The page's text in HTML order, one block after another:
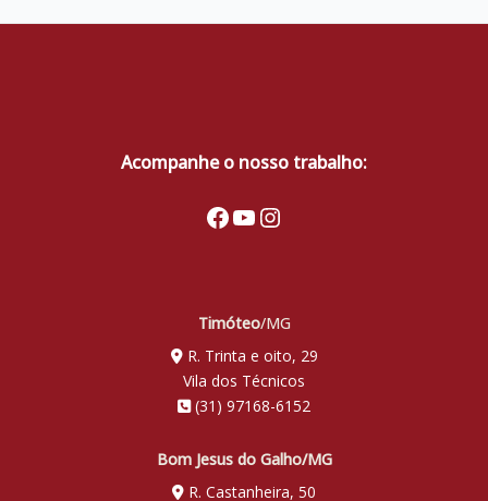
Acompanhe o nosso trabalho:
Facebook
Youtube
Instagram
Timóteo/MG
R. Trinta e oito, 29
Vila dos Técnicos
(31) 97168-6152
Bom Jesus do Galho/MG
R. Castanheira, 50